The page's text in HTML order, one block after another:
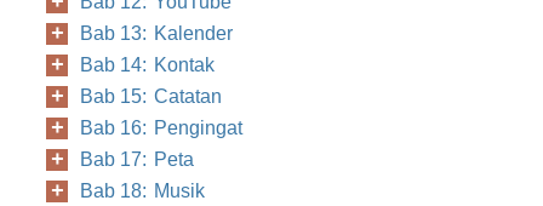
Bab 13: Kalender
Bab 14: Kontak
Bab 15: Catatan
Bab 16: Pengingat
Bab 17: Peta
Bab 18: Musik